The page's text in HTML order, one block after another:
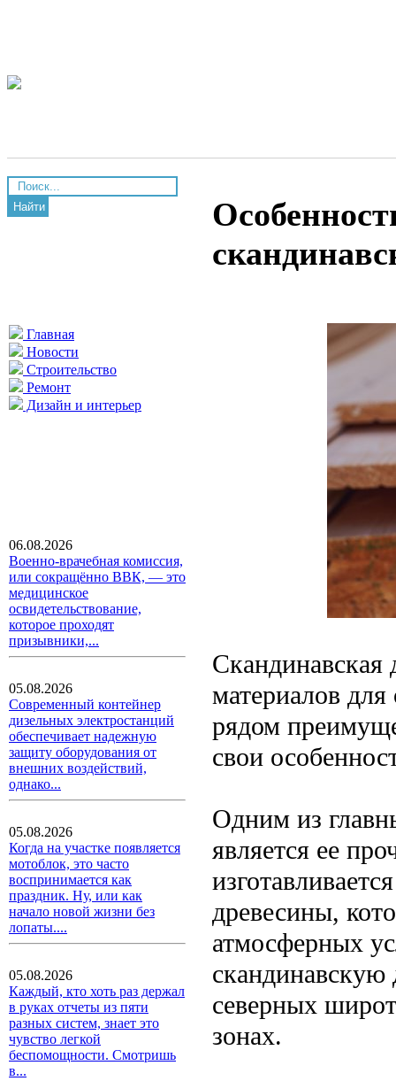
Найти
Главная
Новости
Строительство
Ремонт
Дизайн и интерьер
06.08.2026
Военно-врачебная комиссия,
или сокращённо ВВК, — это
медицинское
освидетельствование,
которое проходят
призывники,...
05.08.2026
Современный контейнер
дизельных электростанций
обеспечивает надежную
защиту оборудования от
внешних воздействий,
однако...
05.08.2026
Когда на участке появляется
мотоблок, это часто
воспринимается как
праздник. Ну, или как
начало новой жизни без
лопаты....
05.08.2026
Каждый, кто хоть раз держал
в руках отчеты из пяти
разных систем, знает это
чувство легкой
беспомощности. Смотришь
в...
Скандинавская
материалов
рядом
свои
Одним из
является ее
древесины,
атмосферных
скандинавскую
северных
зонах.